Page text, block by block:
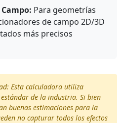
Para geometrías
de campo 2D/3D
más precisos
Esta calculadora utiliza
de la industria. Si bien
buenas estimaciones para la
no capturar todos los efectos